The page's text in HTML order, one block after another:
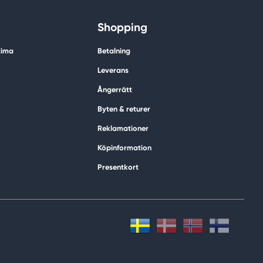
Shopping
Betalning
Leverans
Ångerrätt
Byten & returer
Reklamationer
Köpinformation
Presentkort